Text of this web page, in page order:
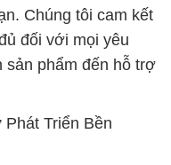
Chúng tôi cam kết
đối với mọi yêu
sản phẩm đến hỗ trợ
Triển Bền